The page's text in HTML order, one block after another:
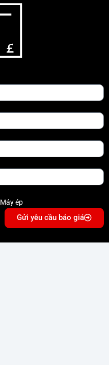
Máy ép
Gửi yêu cầu báo giá